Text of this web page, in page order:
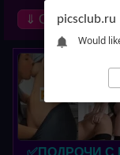
⇓ Обзор
✅ПОДРОЧИ С
picsclub.ru
Would